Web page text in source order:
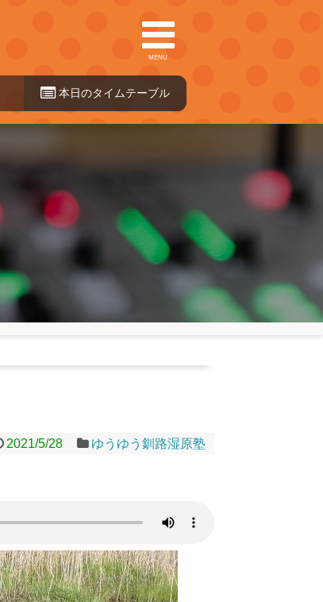
MENU
本日のタイ ムテーブル
2021/5/28 ゆうゆう釧路湿原塾